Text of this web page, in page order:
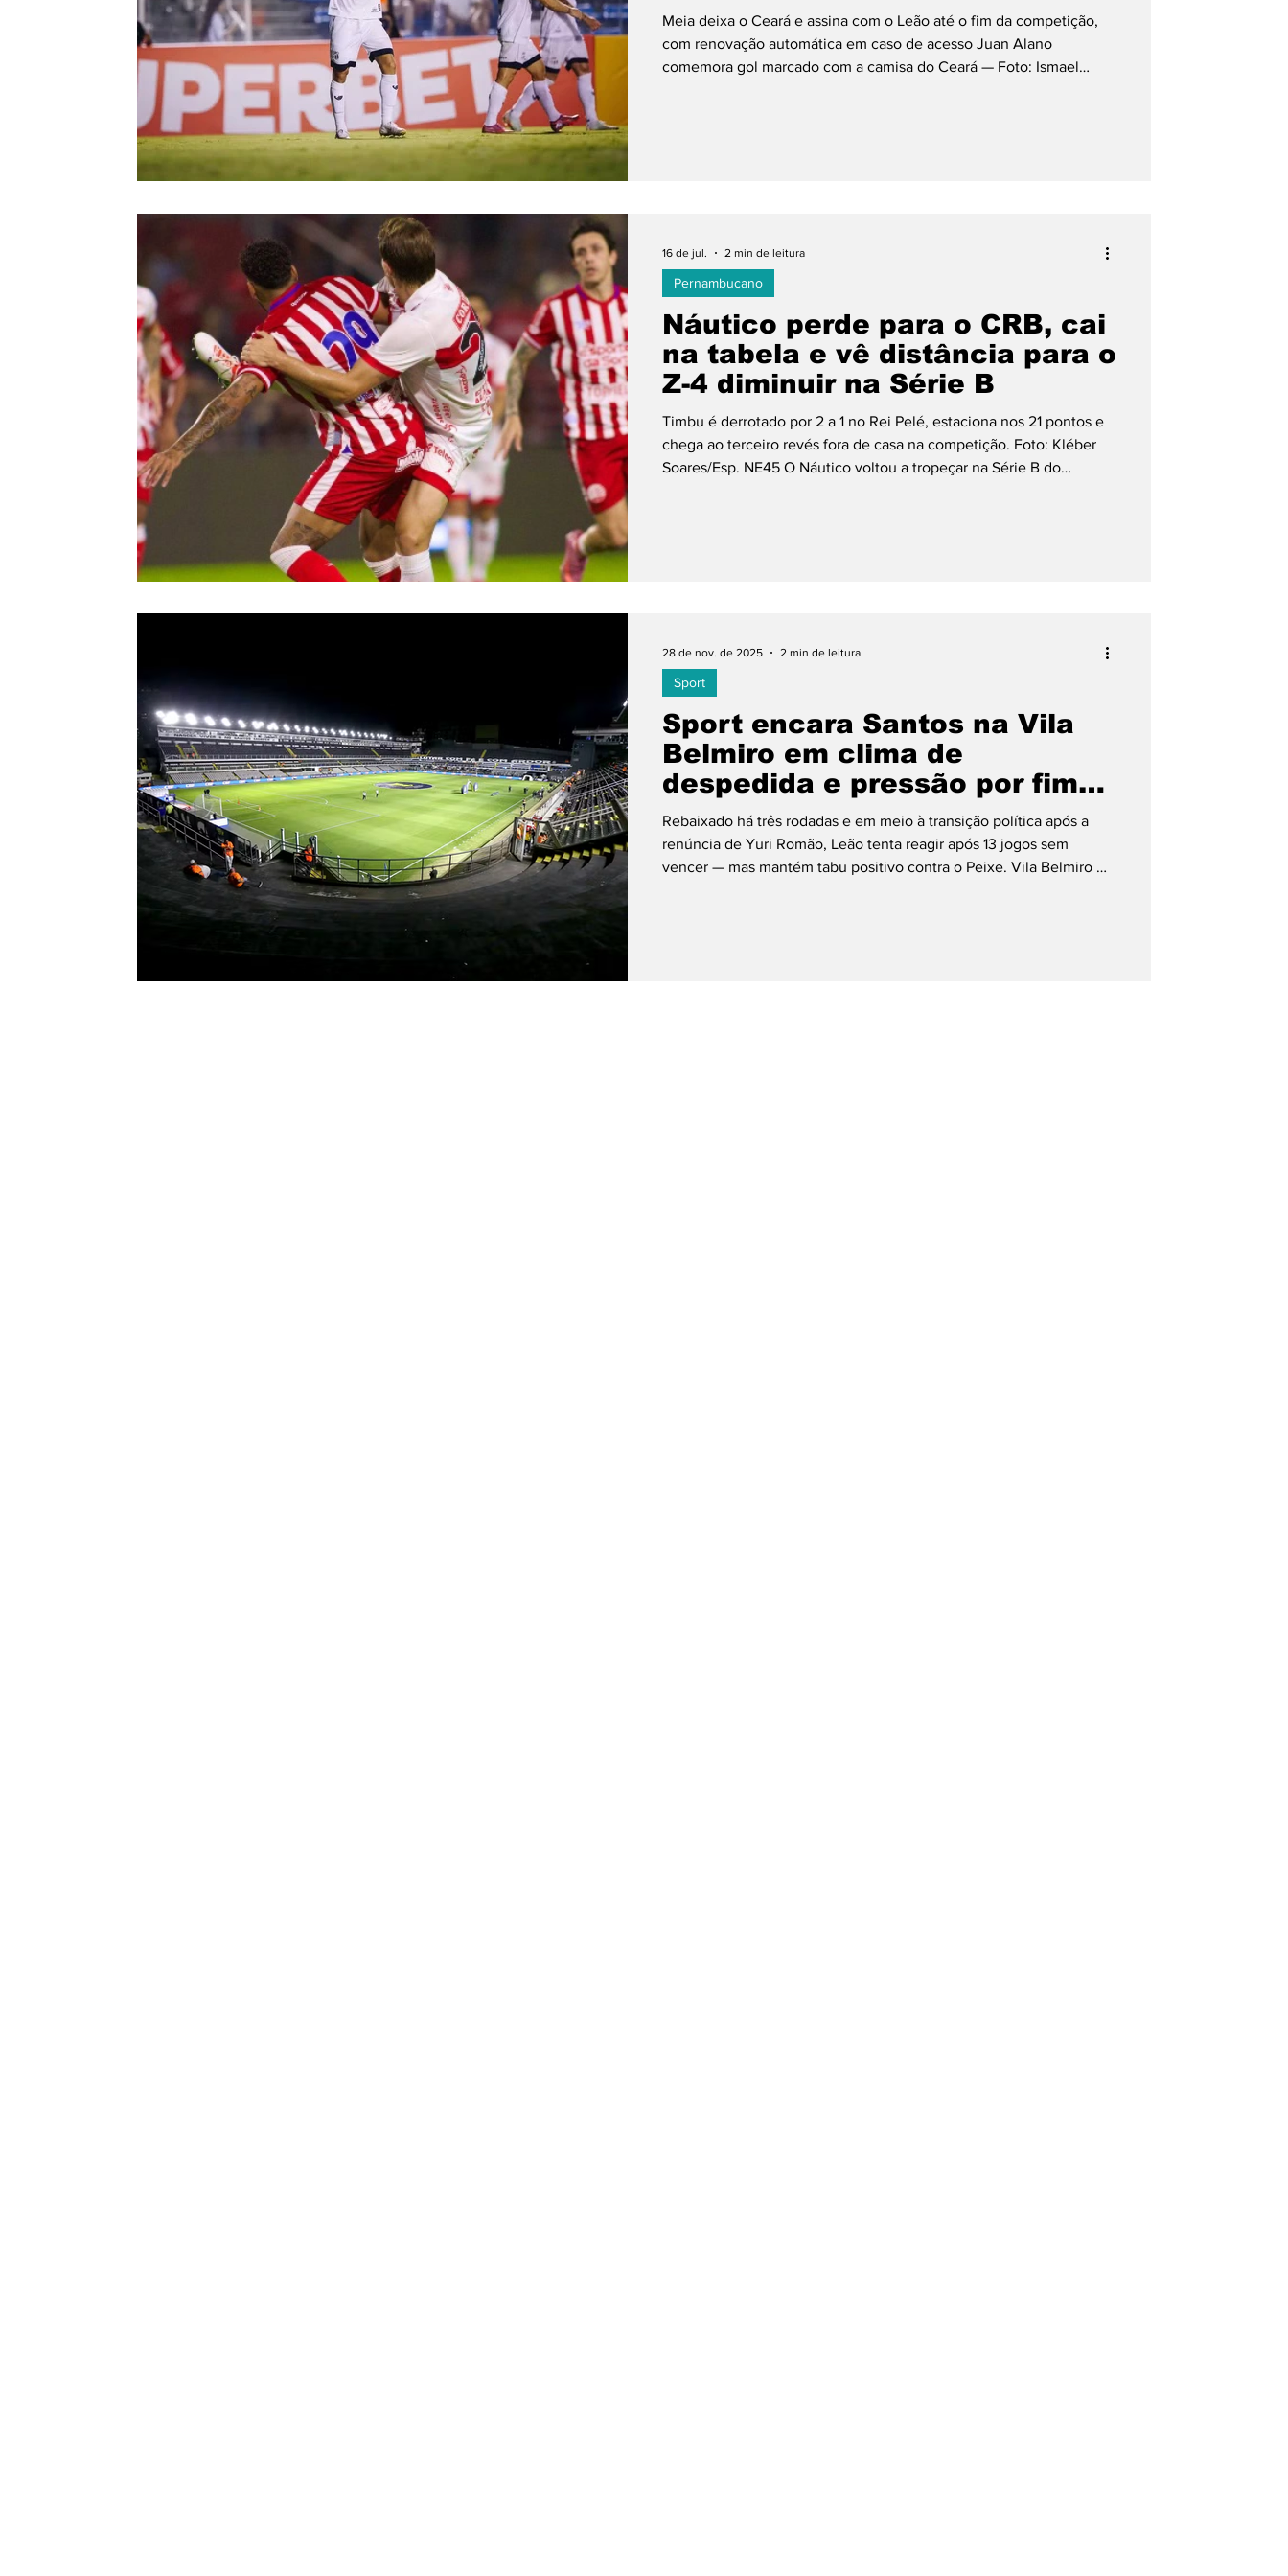
Retrô CBF Arbitragem Futebol Feminino Libertadores Copa do Brasil Copa América
Meia deixa o Ceará e assina com o Leão até o fim da competição,
com renovação automática em caso de acesso Juan Alano
comemora gol marcado com a camisa do Ceará — Foto: Ismael
Náutico perde para o CRB, cai
na tabela e vê distância para o
Z-4 diminuir na Série B
Timbu é derrotado por 2 a 1 no Rei Pelé, estaciona nos 21 pontos e
chega ao terceiro revés fora de casa na competição. Foto: Kléber
Soares/Esp. NE45 O Náutico voltou a tropeçar na Série B do
Pernambucano
16 de jul. 2 min de leitura
Sport encara Santos na Vila
Belmiro em clima de
despedida e pressão por fim
de jejum
Rebaixado há três rodadas e em meio à transição política após a
renúncia de Yuri Romão, Leão tenta reagir após 13 jogos sem
vencer — mas mantém tabu positivo contra o Peixe. Vila Belmiro —
Sport
28 de nov. de 2025 2 min de leitura